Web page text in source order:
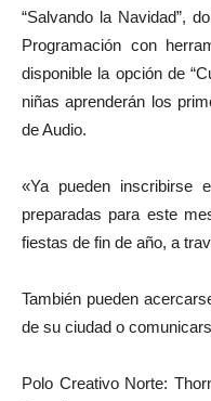
“Salvando la Navidad”,
Programación con
disponible la opción de
niñas aprenderán los
de Audio.
«Ya pueden inscribirse
preparadas para este
fiestas de fin de año, a
También pueden
de su ciudad o
Polo Creativo Norte: